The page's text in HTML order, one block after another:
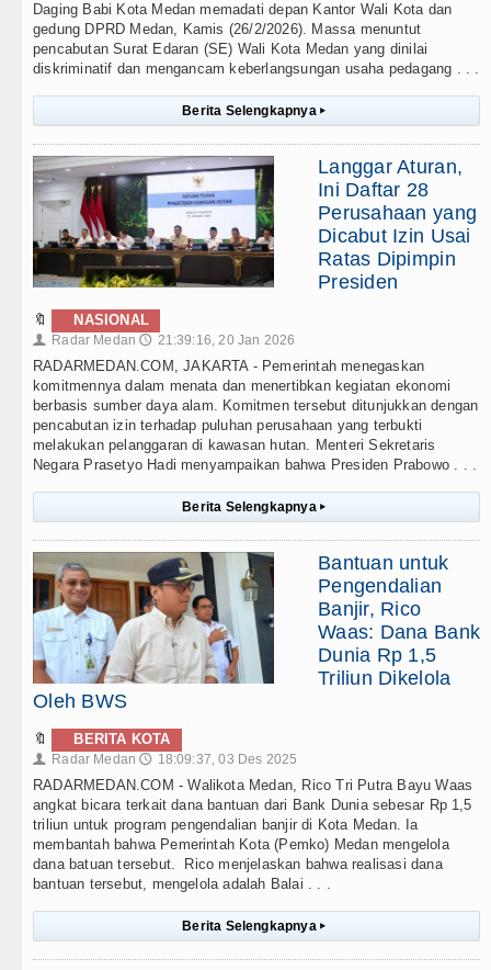
Daging Babi Kota Medan memadati depan Kantor Wali Kota dan
gedung DPRD Medan, Kamis (26/2/2026). Massa menuntut
pencabutan Surat Edaran (SE) Wali Kota Medan yang dinilai
diskriminatif dan mengancam keberlangsungan usaha pedagang . . .
Berita Selengkapnya ▸
Langgar Aturan,
Ini Daftar 28
Perusahaan yang
Dicabut Izin Usai
Ratas Dipimpin
Presiden
🔖 NASIONAL
👤 Radar Medan 🕔 21:39:16, 20 Jan 2026
RADARMEDAN.COM, JAKARTA - Pemerintah menegaskan
komitmennya dalam menata dan menertibkan kegiatan ekonomi
berbasis sumber daya alam. Komitmen tersebut ditunjukkan dengan
pencabutan izin terhadap puluhan perusahaan yang terbukti
melakukan pelanggaran di kawasan hutan. Menteri Sekretaris
Negara Prasetyo Hadi menyampaikan bahwa Presiden Prabowo . . .
Berita Selengkapnya ▸
Bantuan untuk
Pengendalian
Banjir, Rico
Waas: Dana Bank
Dunia Rp 1,5
Triliun Dikelola
Oleh BWS
🔖 BERITA KOTA
👤 Radar Medan 🕔 18:09:37, 03 Des 2025
RADARMEDAN.COM - Walikota Medan, Rico Tri Putra Bayu Waas
angkat bicara terkait dana bantuan dari Bank Dunia sebesar Rp 1,5
triliun untuk program pengendalian banjir di Kota Medan. Ia
membantah bahwa Pemerintah Kota (Pemko) Medan mengelola
dana batuan tersebut. Rico menjelaskan bahwa realisasi dana
bantuan tersebut, mengelola adalah Balai . . .
Berita Selengkapnya ▸